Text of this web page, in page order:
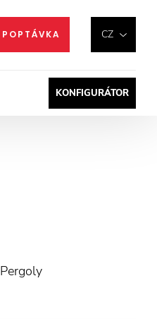
CZ
POPTÁVKA
Hledat
KONFIGURÁTOR
Pergoly